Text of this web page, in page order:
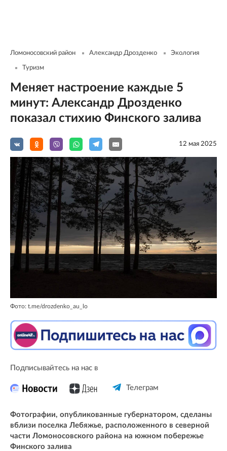
Ломоносовский район Александр Дрозденко Экология
Туризм
Меняет настроение каждые 5
минут: Александр Дрозденко
показал стихию Финского залива
12 мая 2025
Фото: t.me/drozdenko_au_lo
Подписывайтесь на нас в
Телеграм
Фотографии, опубликованные губернатором, сделаны
вблизи поселка Лебяжье, расположенного в северной
части Ломоносовского района на южном побережье
Финского залива